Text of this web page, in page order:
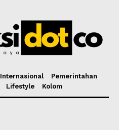
Internasional
Pemerintahan
Lifestyle Kolom